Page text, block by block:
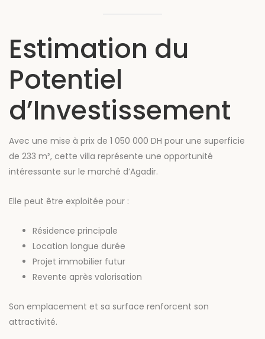
Estimation du
Potentiel
d’Investissement
Avec une mise à prix de 1 050 000 DH pour une superficie
de 233 m², cette villa représente une opportunité
intéressante sur le marché d’Agadir.
Elle peut être exploitée pour :
Résidence principale
Location longue durée
Projet immobilier futur
Revente après valorisation
Son emplacement et sa surface renforcent son
attractivité.